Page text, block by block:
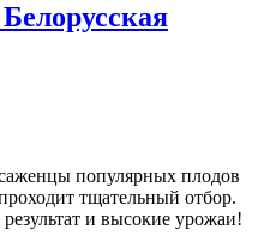
популярных плодов
тщательный отбор.
и высокие урожаи!